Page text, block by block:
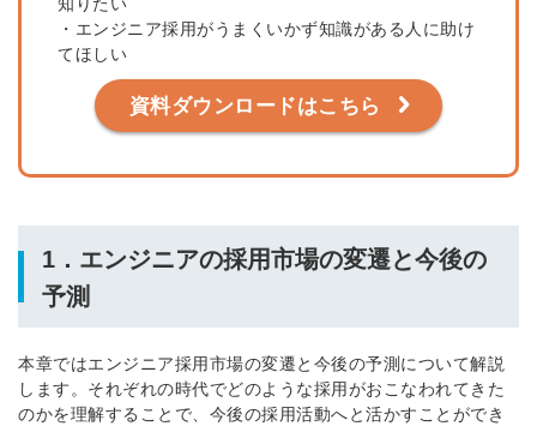
・エンジニア採用がうまくいかず知識がある人に助け
てほしい
資料ダウンロードはこちら
1．エンジニアの採用市場の変遷と今後の
予測
本章ではエンジニア採用市場の変遷と今後の予測について解説
します。それぞれの時代でどのような採用がおこなわれてきた
のかを理解することで、今後の採用活動へと活かすことができ